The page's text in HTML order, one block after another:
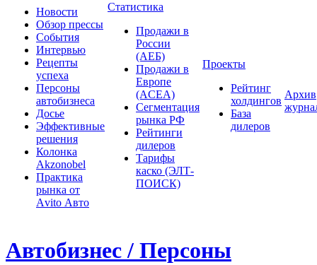
Новости
Обзор прессы
События
Интервью
Рецепты
успеха
Персоны
автобизнеса
Досье
Эффективные
решения
Колонка
Akzonobel
Практика
рынка от
Аvito Авто
Статистика
Продажи в
России
(АЕБ)
Продажи в
Европе
(ACEA)
Сегментация
рынка РФ
Рейтинги
дилеров
Тарифы
каско (ЭЛТ-
ПОИСК)
Проекты
Рейтинг
холдингов
База
дилеров
Архив
Автобизнес / Персоны